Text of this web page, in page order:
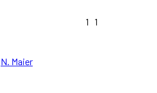
N. Maier
1 1